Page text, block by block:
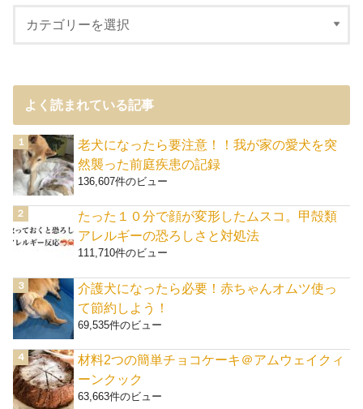
よく読まれている記事
老犬になったら要注意！！我が家の愛犬を突
然襲った前庭疾患の記録
136,607件のビュー
たった１０分で顔が変形したムスコ。甲殻類
アレルギーの恐ろしさと対処法
111,710件のビュー
介護犬になったら必要！赤ちゃんオムツ使っ
て節約しよう！
69,535件のビュー
材料2つの簡単チョコケーキ＠アムウェイクィ
ーンクック
63,663件のビュー